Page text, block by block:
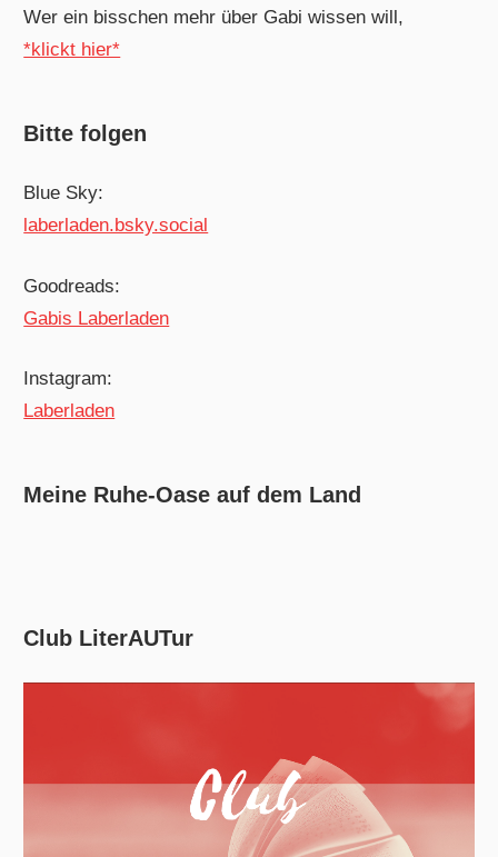
Wer ein bisschen mehr über Gabi wissen will,
*klickt hier*
Bitte folgen
Blue Sky:
laberladen.bsky.social
Goodreads:
Gabis Laberladen
Instagram:
Laberladen
Meine Ruhe-Oase auf dem Land
Club LiterAUTur